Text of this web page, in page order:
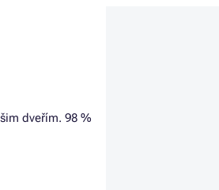
dveřím. 98 %